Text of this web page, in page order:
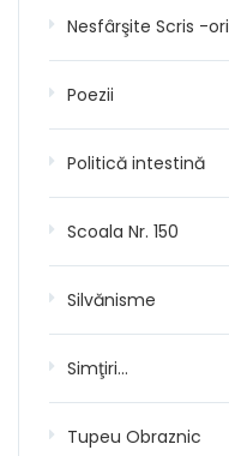
Nesfârşite Scris -ori
Poezii
Politică intestină
Scoala Nr. 150
Silvănisme
Simţiri…
Tupeu Obraznic